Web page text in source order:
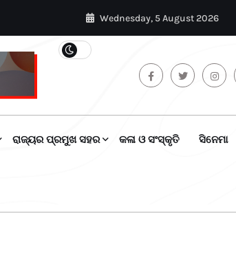
Wednesday, 5 August 2026
ରାଜ୍ୟର ପ୍ରମୁଖ ସହର କଳା ଓ ସଂସ୍କୃତି ସିନେମା